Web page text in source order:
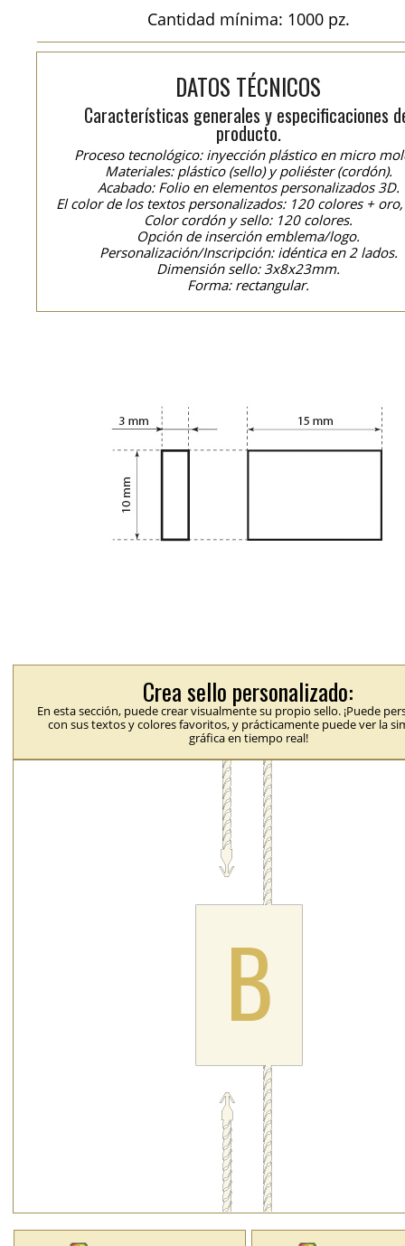
Cantidad mínima: 1000 pz.
DATOS TÉCNICOS
Características generales y especificaciones
producto.
Proceso tecnológico: inyección plástico en micro
Materiales: plástico (sello) y poliéster (cordón).
Acabado: Folio en elementos personalizados 3D.
El color de los textos personalizados: 120 colores +
Color cordón y sello: 120 colores.
Opción de inserción emblema/logo.
Personalización/Inscripción: idéntica en 2 lados.
Dimensión sello: 3x8x23mm.
Forma: rectangular.
Crea sello personalizado:
En esta sección, puede crear visualmente su propio sello. ¡Puede
con sus textos y colores favoritos, y prácticamente puede ver la
gráfica en tiempo real!